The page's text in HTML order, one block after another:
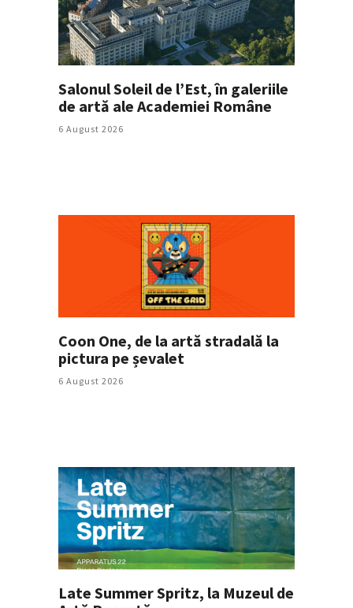
Salonul Soleil de l’Est, în galeriile
de artă ale Academiei Române
6 August 2026
Coon One, de la artă stradală la
pictura pe șevalet
6 August 2026
Late Summer Spritz, la Muzeul de